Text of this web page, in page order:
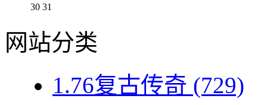
30 31
网站分类
1.76复古传奇 (729)